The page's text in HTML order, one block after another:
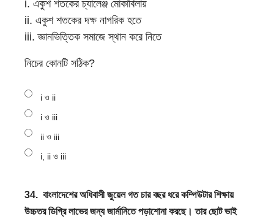
i. একুশ শতকের চ্যালেঞ্জ মোকাবিলায়
ii. একুশ শতকের দক্ষ নাগরিক হতে
iii. জ্ঞানভিত্তিক সমাজে স্থান করে নিতে
নিচের কোনটি সঠিক?
i ও ii
i ও iii
ii ও iii
i, ii ও iii
34. বাংলাদেশের অধিবাসী জুয়েল গত চার বছর ধরে কম্পিউটার শিক্ষায়
উচ্চতর ডিগ্রি লাভের জন্য জার্মানিতে পড়াশোনা করছে। তার ছোট ভাই